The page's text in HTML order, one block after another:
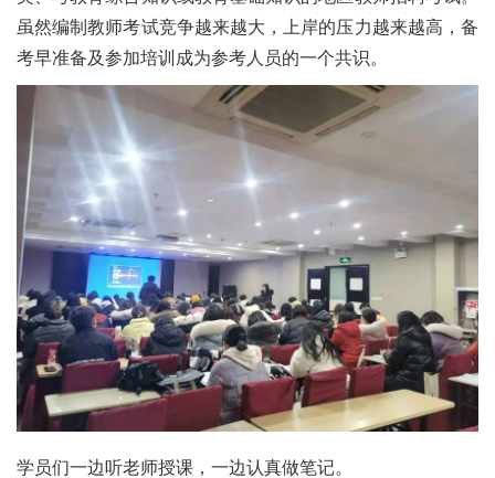
虽然编制教师考试竞争越来越大，上岸的压力越来越高，备
考早准备及参加培训成为参考人员的一个共识。
学员们一边听老师授课，一边认真做笔记。